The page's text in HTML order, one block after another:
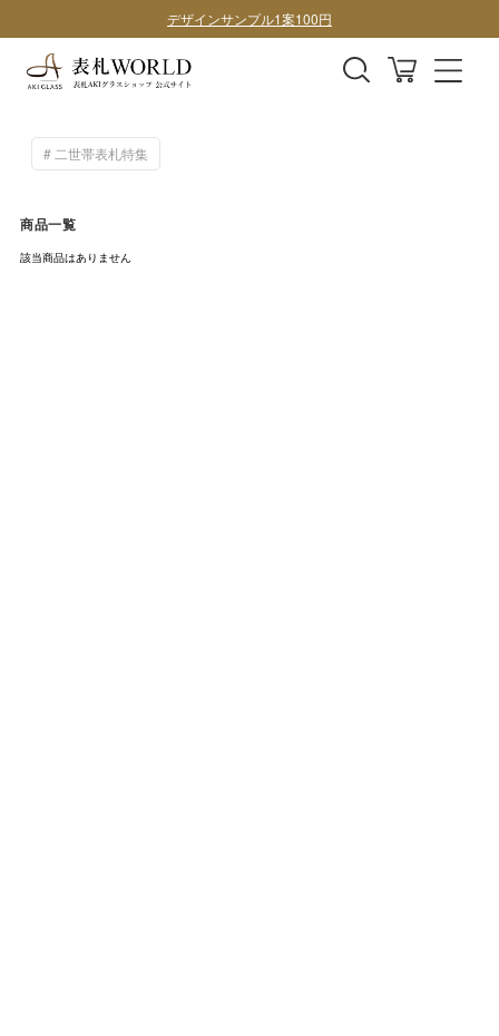
デザインサンプル1案100円
二世帯表札特集
商品一覧
該当商品はありません